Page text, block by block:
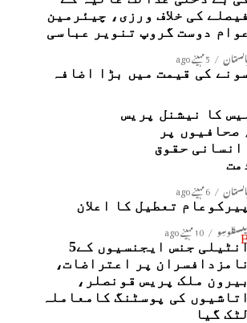
فیصلے کی خلاف ورزی، چیئرمین
عوام دوست گروپ تنویر عباسی
5 مہینے ago
کی قیمت میں بڑا اضافہ
کا نیشنل پریس
صحافیوں پر
انسانی حقوق
6 مہینے ago
پیرکوعام تعطیل کا اعلان
10 مہینے ago
انٹیلی جنس ایجنسیوں کے5
نامزدافسران پر اعتراضات،
بیرون ملک پریس قونصلر،
اتاشیوں کی پوسٹنگ کامعاملہ
لٹک گیا